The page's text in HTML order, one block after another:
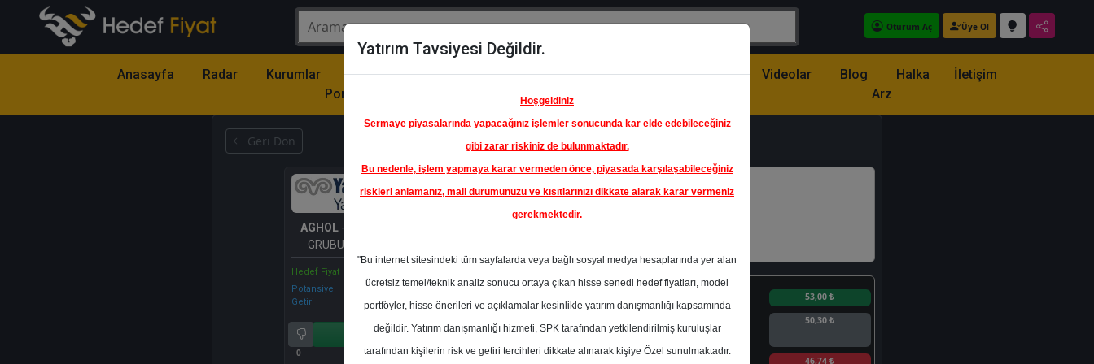
Oturum Aç Üye Ol
Anasayfa Radar Kurumlar
Model
Portföy
Hisse
Öne
Çıkanlar
Raporlar Partnerlerimiz Videolar Blog
Halka
Arz
İletişim
Geri Dön
AGHOL- ANADOLU
GRUBU HOLDING
Hedef Fiyat
Potansiyel
Getiri
%44.01
0 0
En Yüksek Tahmin 53,00 ₺
Ortalama Fiyat
Tahmini
50,30 ₺
46,74 ₺
Yatırım Tavsiyesi Değildir.
Hoşgeldiniz
Sermaye piyasalarında yapacağınız işlemler sonucunda kar elde edebileceğiniz
gibi zarar riskiniz de bulunmaktadır.
Bu nedenle, işlem yapmaya karar vermeden önce, piyasada karşılaşabileceğiniz
riskleri anlamanız, mali durumunuzu ve kısıtlarınızı dikkate alarak karar vermeniz
gerekmektedir.
"Bu internet sitesindeki tüm sayfalarda veya bağlı sosyal medya hesaplarında yer alan
ücretsiz temel/teknik analiz sonucu ortaya çıkan hisse senedi hedef fiyatları, model
portföyler, hisse önerileri ve açıklamalar kesinlikle yatırım danışmanlığı kapsamında
değildir. Yatırım danışmanlığı hizmeti, SPK tarafından yetkilendirilmiş kuruluşlar
tarafından kişilerin risk ve getiri tercihleri dikkate alınarak kişiye Özel sunulmaktadır.